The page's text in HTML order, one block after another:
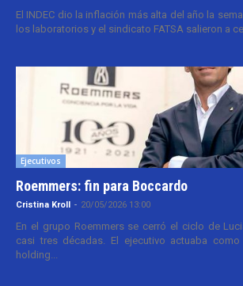
El INDEC dio la inflación más alta del año la
los laboratorios y el sindicato FATSA salieron a
Ejecutivos
Roemmers: fin para Boccardo
Cristina Kroll - 20/05/2026 13:00
En el grupo Roemmers se cerró el ciclo de
casi tres décadas. El ejecutivo actuaba como
holding...